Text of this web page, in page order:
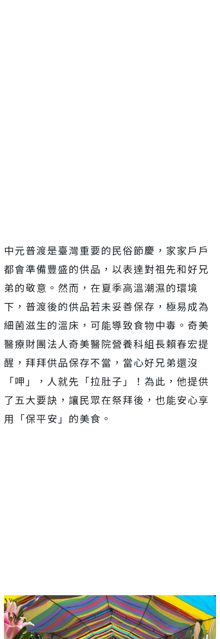
中元普渡是臺灣重要的民俗節慶，家家戶戶
都會準備豐盛的供品，以表達對祖先和好兄
弟的敬意。然而，在夏季高溫潮濕的環境
下，普渡後的供品若未妥善保存，極易成為
細菌滋生的溫床，可能導致食物中毒。奇美
醫療財團法人奇美醫院營養科組長賴春宏提
醒，拜拜供品保存不當，當心好兄弟還沒
「呷」，人就先「拉肚子」！為此，他提供
了五大要訣，讓民眾在祭拜後，也能安心享
用「保平安」的美食。